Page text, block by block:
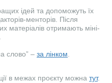
ідей та допоможуть їх
менторів. Після
матеріалів отримають міні-
слово” – за лінком
в межах проєкту можна тут.